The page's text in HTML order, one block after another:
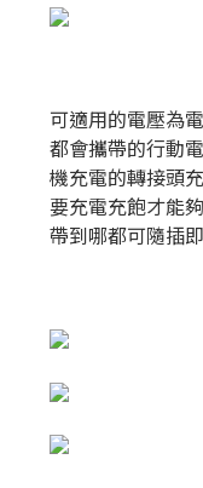
可適用的電壓為
都會攜帶的行動
機充電的轉接頭
要充電充飽才能
帶到哪都可隨插